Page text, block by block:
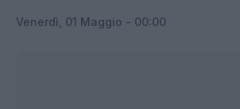
Venerdì, 01 Maggio - 00:00